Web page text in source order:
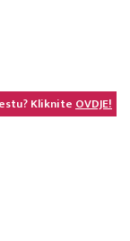
KlikniteOVDJE!